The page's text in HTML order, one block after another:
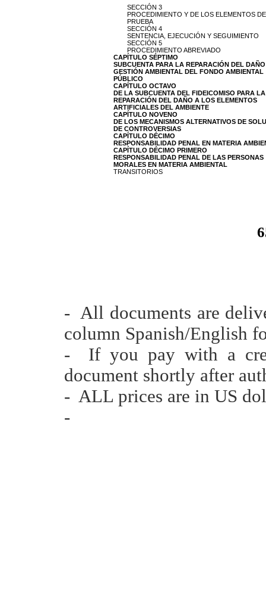
SECCIÓN 3
PROCEDIMIENTO Y DE LOS ELEMENTOS DE
PRUEBA
SECCIÓN 4
SENTENCIA, EJECUCIÓN Y SEGUIMIENTO
SECCIÓN 5
PROCEDIMIENTO ABREVIADO
CAPÍTULO SÉPTIMO
SUBCUENTA PARA LA REPARACIÓN DEL
GESTIÓN AMBIENTAL DEL FONDO AMBIENTAL
PÚBLICO
CAPÍTULO OCTAVO
DE LA SUBCUENTA DEL FIDEICOMISO PARA LA
REPARACIÓN DEL DAÑO A LOS ELEMENTOS
ARTIFICIALES DEL AMBIENTE
CAPÍTULO NOVENO
DE LOS MECANISMOS ALTERNATIVOS DE
DE CONTROVERSIAS
CAPÍTULO DÉCIMO
RESPONSABILIDAD PENAL EN MATERIA
CAPÍTULO DÉCIMO PRIMERO
RESPONSABILIDAD PENAL DE LAS PERSONAS
MORALES EN MATERIA AMBIENTAL
TRANSITORIOS
- All documents are
column Spanish/English
- If you pay with a
document shortly after
- ALL prices are in US
-